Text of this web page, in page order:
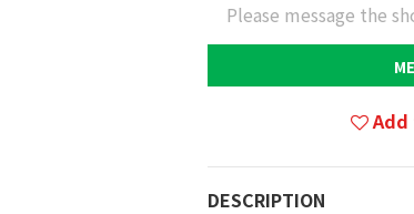
Please message the
Add
DESCRIPTION